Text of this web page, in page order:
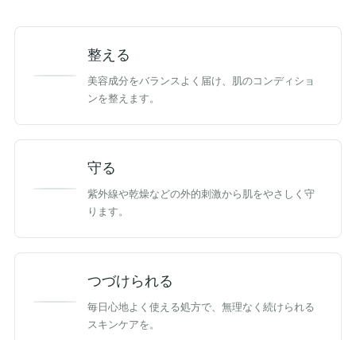
整える
美容成分をバランスよく届け、肌のコンディショ
ンを整えます。
守る
紫外線や乾燥などの外的刺激から肌をやさしく守
ります。
つづけられる
毎日心地よく使える処方で、無理なく続けられる
スキンケアを。